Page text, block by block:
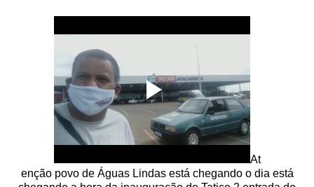
At
enção povo de Águas Lindas está chegando o dia está